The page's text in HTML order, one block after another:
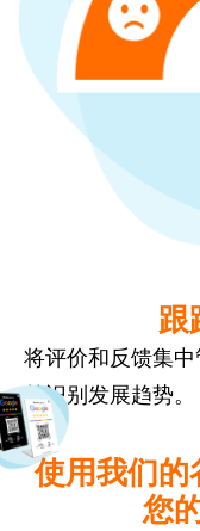
跟
将评价和反馈集
并识别发展趋势。
使用我们
您